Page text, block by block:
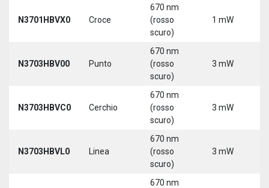
N3701HBVX0 Croce
670 nm
(rosso
scuro)
1 mW
N3703HBV00 Punto
670 nm
(rosso
scuro)
3 mW
N3703HBVC0 Cerchio
670 nm
(rosso
scuro)
3 mW
N3703HBVL0 Linea
670 nm
(rosso
scuro)
3 mW
670 nm